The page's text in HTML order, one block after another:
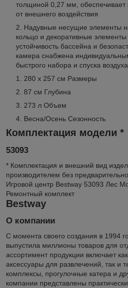
толщиной 0,27 мм,
от внешнего воздействия
Надувные несущие элементы
кольцо и декоративные
устойчивость бассейна и
камера снабжена
быстрого набора и спуска
280 x 257 см Размеры
87 см Глубина
273 л Объем
Весна/Осень Сезонность
Комплектация модели *
53093
* Комплектация и внешний вид
производителем без
Игровой центр Bestway 53093 Лес
Ремонтный комплект
Bestway
О компании
С момента своего создания в 1994
выпустила миллионы товаров для
ассортимент продукции включает
аксессуары для развлечений, так и
комплексы, прогулочные катера и
компании представлены